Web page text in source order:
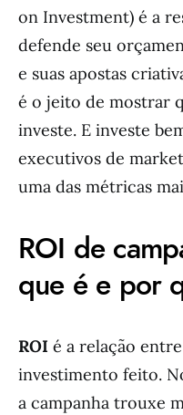
on Investment) é a
defende seu
e suas apostas
é o jeito de mostrar
investe. E investe
executivos de
uma das métricas
ROI de
que é e por
ROI é a relação
investimento feito.
a campanha trouxe